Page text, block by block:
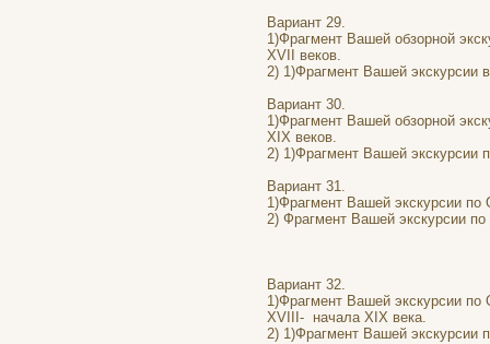
Вариант 29.
1)Фрагмент Вашей обзорной
XVII веков.
2) 1)Фрагмент Вашей экскурсии
Вариант 30.
1)Фрагмент Вашей обзорной
XIX веков.
2) 1)Фрагмент Вашей экскурсии
Вариант 31.
1)Фрагмент Вашей экскурсии
2) Фрагмент Вашей экскурсии
Вариант 32.
1)Фрагмент Вашей экскурсии по
XVIII- начала XIX века.
2) 1)Фрагмент Вашей экскурсии